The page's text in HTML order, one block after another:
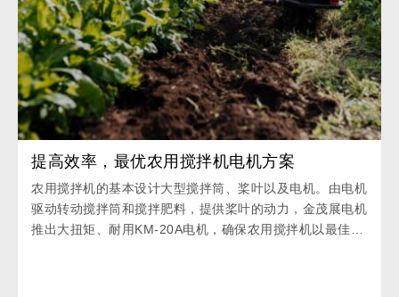
提高效率，最优农用搅拌机电机方案
农用搅拌机的基本设计大型搅拌筒、桨叶以及电机。由电机
驱动转动搅拌筒和搅拌肥料，提供桨叶的动力，金茂展电机
推出大扭矩、耐用KM-20A电机，确保农用搅拌机以最佳性